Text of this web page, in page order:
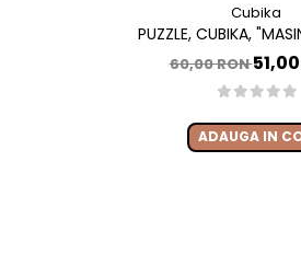
Cubika
PUZZLE, CUBIKA,
PRIETENI"
60,00 RON
ADAUGA IN